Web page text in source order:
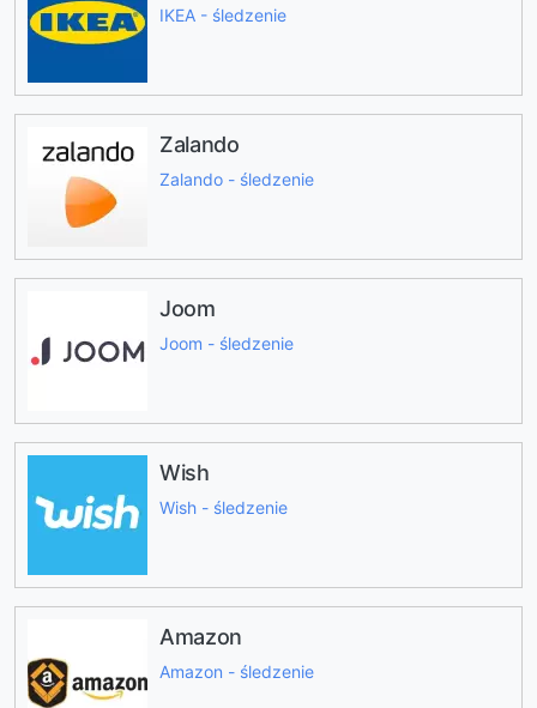
IKEA - śledzenie
Zalando
Zalando - śledzenie
Joom
Joom - śledzenie
Wish
Wish - śledzenie
Amazon
Amazon - śledzenie